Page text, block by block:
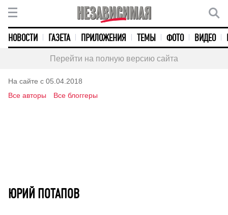
НОВОСТИ ГАЗЕТА ПРИЛОЖЕНИЯ ТЕМЫ ФОТО ВИДЕО
Перейти на полную версию сайта
На сайте с 05.04.2018
Все авторы
Все блоггеры
ЮРИЙ ПОТАПОВ